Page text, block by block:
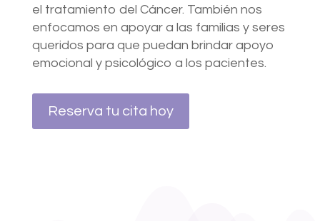
el tratamiento del Cáncer. También nos
enfocamos en apoyar a las familias y seres
queridos para que puedan brindar apoyo
emocional y psicológico a los pacientes.
Reserva tu cita hoy